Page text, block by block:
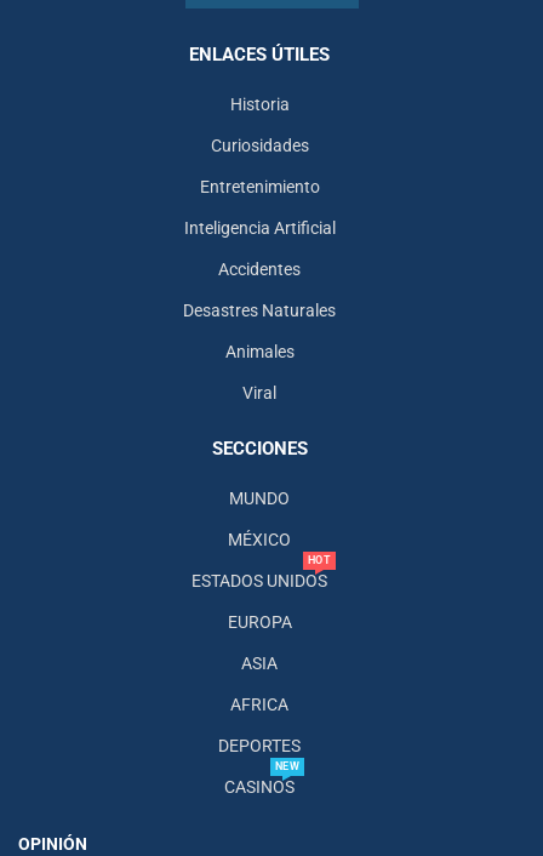
ENLACES ÚTILES
Historia
Curiosidades
Entretenimiento
Inteligencia Artificial
Accidentes
Desastres Naturales
Animales
Viral
SECCIONES
MUNDO
MÉXICO
ESTADOS UNIDOS
HOT
EUROPA
ASIA
AFRICA
DEPORTES
CASINOS
NEW
OPINIÓN